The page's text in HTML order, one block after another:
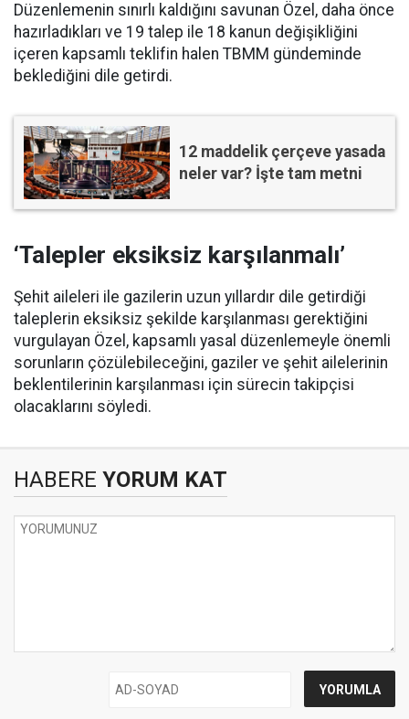
Düzenlemenin sınırlı kaldığını savunan Özel, daha önce
hazırladıkları ve 19 talep ile 18 kanun değişikliğini
içeren kapsamlı teklifin halen TBMM gündeminde
beklediğini dile getirdi.
12 maddelik çerçeve yasada
neler var? İşte tam metni
‘Talepler eksiksiz karşılanmalı’
Şehit aileleri ile gazilerin uzun yıllardır dile getirdiği
taleplerin eksiksiz şekilde karşılanması gerektiğini
vurgulayan Özel, kapsamlı yasal düzenlemeyle önemli
sorunların çözülebileceğini, gaziler ve şehit ailelerinin
beklentilerinin karşılanması için sürecin takipçisi
olacaklarını söyledi.
HABERE YORUM KAT